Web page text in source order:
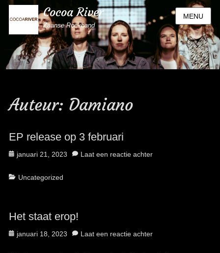
Cocoa River
Zaanse Rockband
MENU
Auteur: Damiano
EP release op 3 februari
Geplaatst
januari 21, 2023 Laat een reactie achter
Categorieën
Uncategorized
Het staat erop!
Geplaatst
januari 18, 2023 Laat een reactie achter